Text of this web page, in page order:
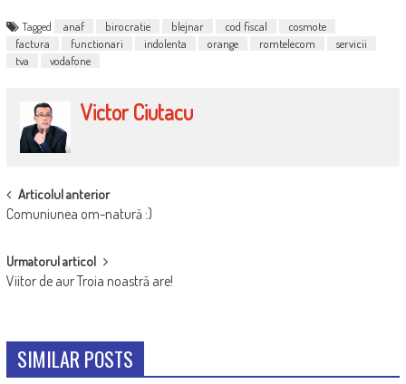
Tagged anaf birocratie blejnar cod fiscal
cosmote
factura
functionari indolenta orange romtelecom
servicii
tva
vodafone
Victor Ciutacu
POST
NAVIGATION
Articolul anterior
Comuniunea om-natură :)
Urmatorul articol
Viitor de aur Troia noastră are!
SIMILAR POSTS